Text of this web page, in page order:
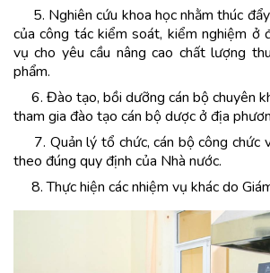
5. Nghiên cứu khoa học nhằm thúc
của công tác kiểm soát, kiểm nghiệm ở
vụ cho yêu cầu nâng cao chất lượng
phẩm.
6. Đào tạo, bồi dưỡng cán bộ chuyên
tham gia đào tạo cán bộ dược ở địa
7. Quản lý tổ chức, cán bộ công chức
theo đúng quy định của Nhà nước.
8. Thực hiện các nhiệm vụ khác do